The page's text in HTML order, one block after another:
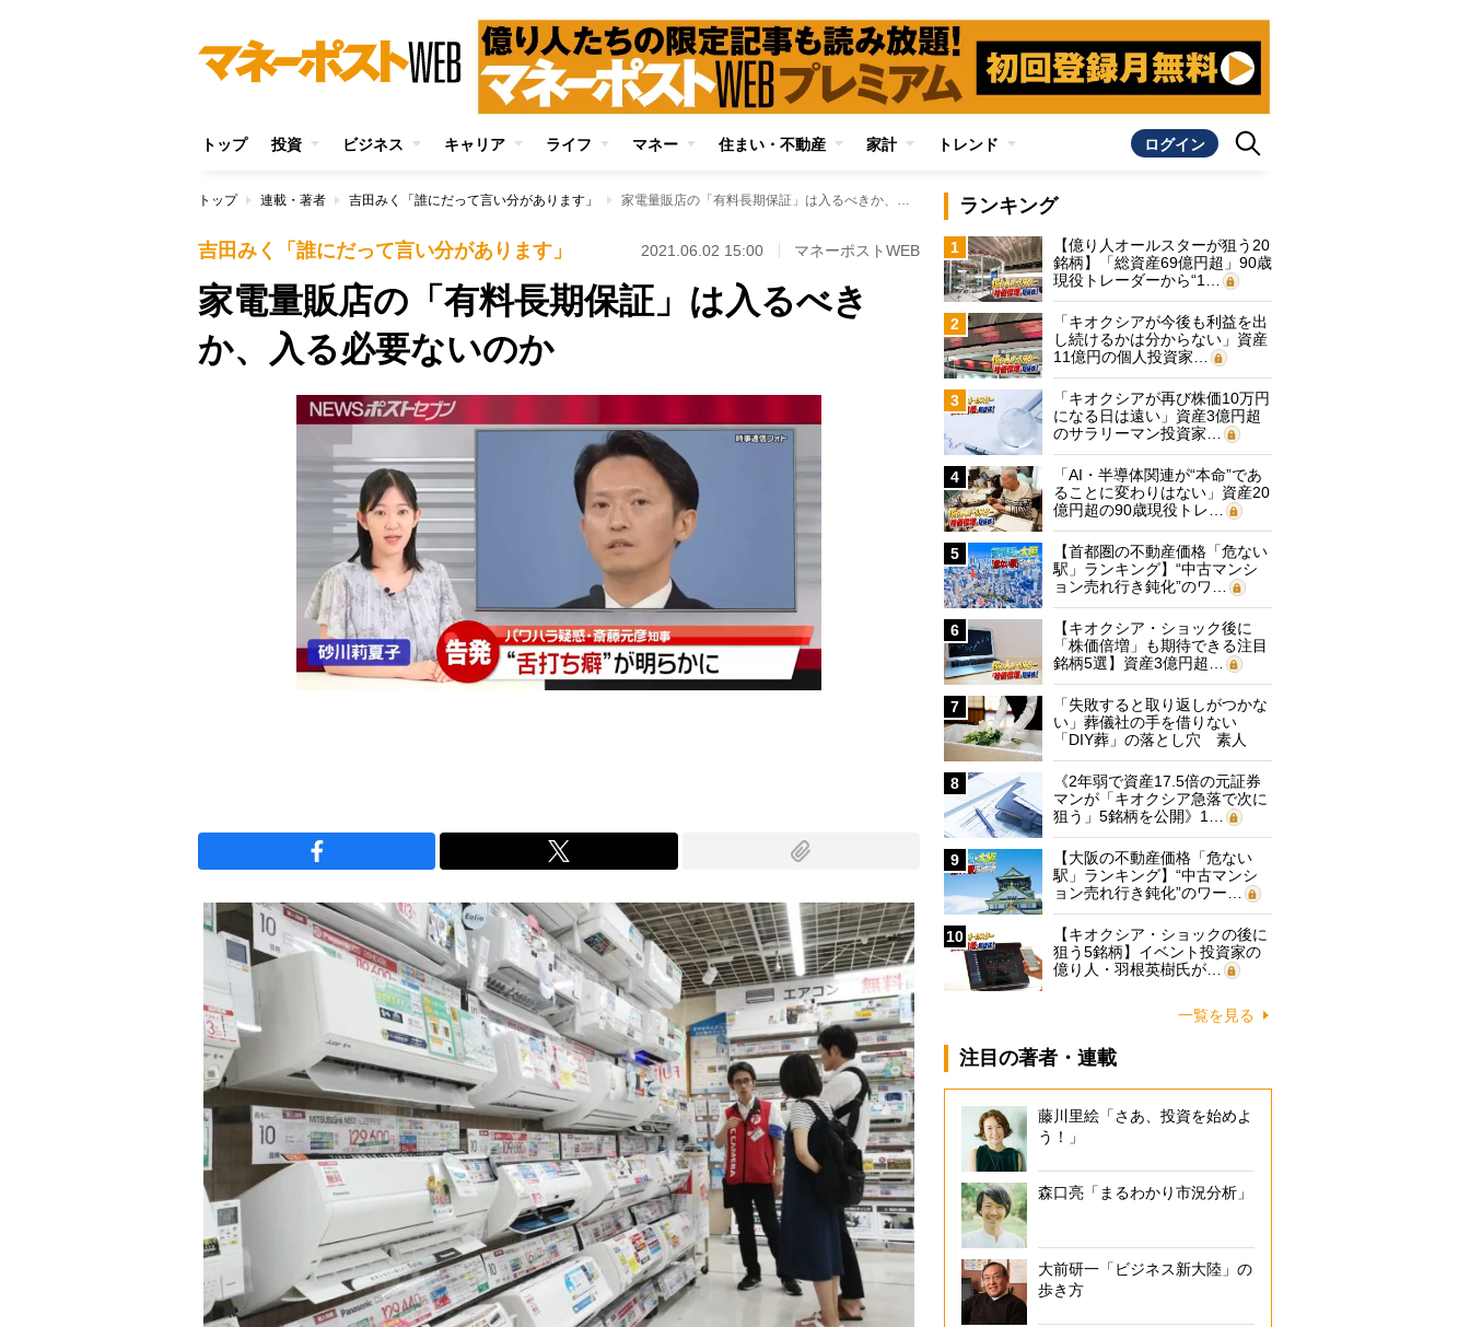
トップ 投資 ビジネス キャリア ライフ マネー 住まい・不動産 家計 トレンド ログイン
トップ 連載・著者 吉田みく「誰にだって言い分があります」 家電量販店の「有料長期保証」は入るべきか、入る必要ないのか
吉田みく「誰にだって言い分があります」 2021.06.02 15:00 マネーポストWEB
家電量販店の「有料長期保証」は入るべき
か、入る必要ないのか
ランキング
1
【億り人オールスターが狙う20
銘柄】「総資産69億円超」90歳
現役トレーダーから“1…
2
「キオクシアが今後も利益を出
し続けるかは分からない」資産
11億円の個人投資家…
3
「キオクシアが再び株価10万円
になる日は遠い」資産3億円超
のサラリーマン投資家…
4
「AI・半導体関連が“本命”であ
ることに変わりはない」資産20
億円超の90歳現役トレ…
5
【首都圏の不動産価格「危ない
駅」ランキング】“中古マンシ
ョン売れ行き鈍化”のワ…
6
【キオクシア・ショック後に
「株価倍増」も期待できる注目
銘柄5選】資産3億円超…
7
「失敗すると取り返しがつかな
い」葬儀社の手を借りない
「DIY葬」の落とし穴 素人
に…
8
《2年弱で資産17.5倍の元証券
マンが「キオクシア急落で次に
狙う」5銘柄を公開》1…
9
【大阪の不動産価格「危ない
駅」ランキング】“中古マンシ
ョン売れ行き鈍化”のワー…
10
【キオクシア・ショックの後に
狙う5銘柄】イベント投資家の
億り人・羽根英樹氏が…
一覧を見る
注目の著者・連載
藤川里絵「さあ、投資を始めよ
う！」
森口亮「まるわかり市況分析」
大前研一「ビジネス新大陸」の
歩き方